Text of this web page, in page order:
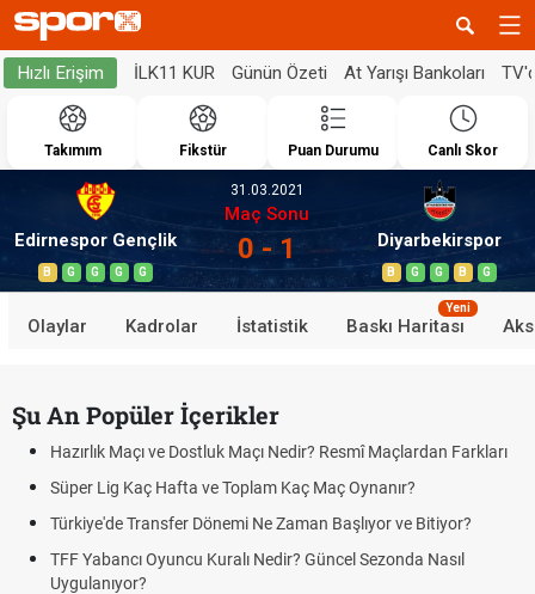
Hızlı Erişim İLK11 KUR Günün Özeti At Yarışı Bankoları
Takımım Fikstür Puan Durumu Canlı Skor
Edirnespor Gençlik
B G G G G
31.03.2021
Maç Sonu
0 - 1 Diyarbekirspor
B G G B G
Olaylar Kadrolar İstatistik Baskı Haritası
Yeni
Şu An Popüler İçerikler
Hazırlık Maçı ve Dostluk Maçı Nedir? Resmî Maçlardan Farkları
Süper Lig Kaç Hafta ve Toplam Kaç Maç Oynanır?
Türkiye'de Transfer Dönemi Ne Zaman Başlıyor ve Bitiyor?
TFF Yabancı Oyuncu Kuralı Nedir? Güncel Sezonda Nasıl
Uygulanıyor?